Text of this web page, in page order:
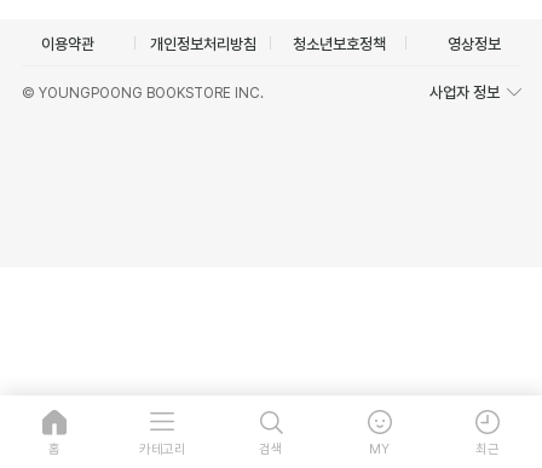
이용약관 개인정보처리방침 청소년보호정책 영상정보
© YOUNGPOONG BOOKSTORE INC. 사업자 정보
홈 카테고리 검색 MY 최근